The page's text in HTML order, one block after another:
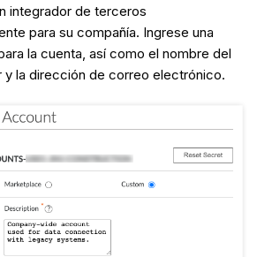
integrador de terceros
para su compañía. Ingrese una
la cuenta, así como el nombre del
y la dirección de correo electrónico.